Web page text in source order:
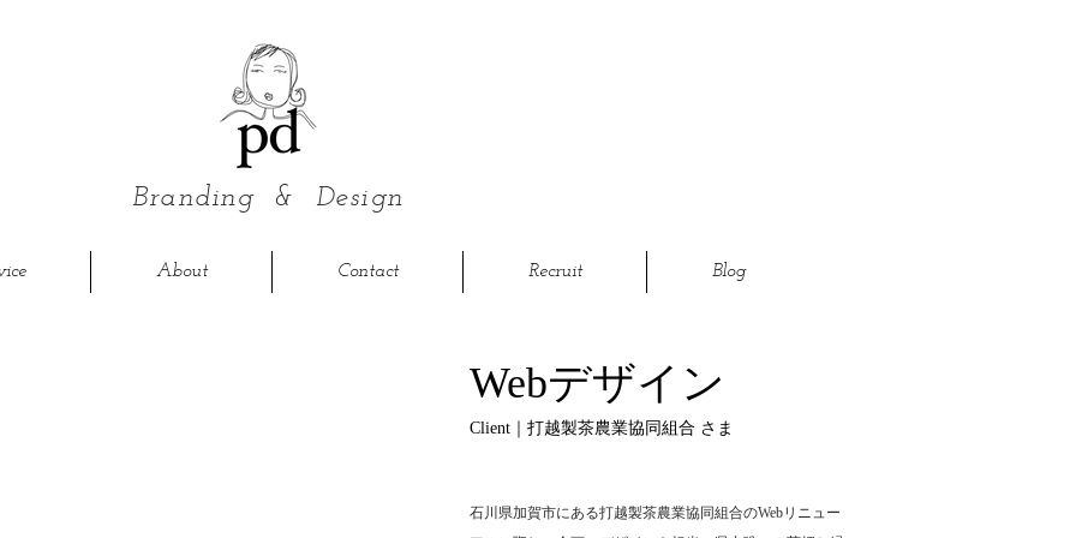
Branding & Design
About Contact Recruit Blog
Webデザイン
Client｜打越製茶農業協同組合 さま
石川県加賀市にある打越製茶農業協同組合のWebリニュー